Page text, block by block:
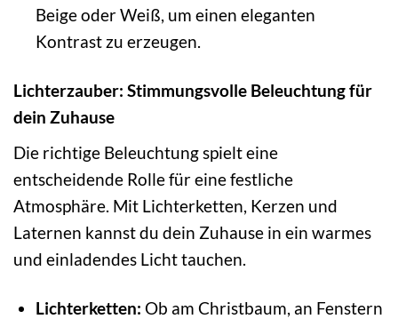
Beige oder Weiß, um einen eleganten
Kontrast zu erzeugen.
Lichterzauber: Stimmungsvolle Beleuchtung für
dein Zuhause
Die richtige Beleuchtung spielt eine
entscheidende Rolle für eine festliche
Atmosphäre. Mit Lichterketten, Kerzen und
Laternen kannst du dein Zuhause in ein warmes
und einladendes Licht tauchen.
Lichterketten: Ob am Christbaum, an Fenstern